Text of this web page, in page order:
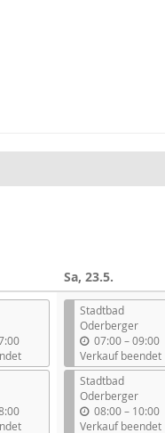
Sa, 23.5.
Stadtbad
Oderberger
07:00 –b
i
s
09:00
Verkauf beendet
Stadtbad
Oderberger
08:00 –b
i
10:00
Verkauf beendet